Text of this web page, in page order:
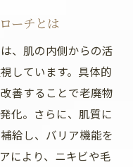
ーチとは
、肌の内側からの活
しています。具体的
善することで老廃物
化。さらに、肌質に
給し、バリア機能を
により、ニキビや毛